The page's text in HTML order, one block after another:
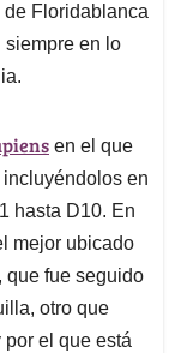
Floridablanca
en lo
en el que
en
hasta D10. En
mejor ubicado
que fue seguido
otro que
el que está